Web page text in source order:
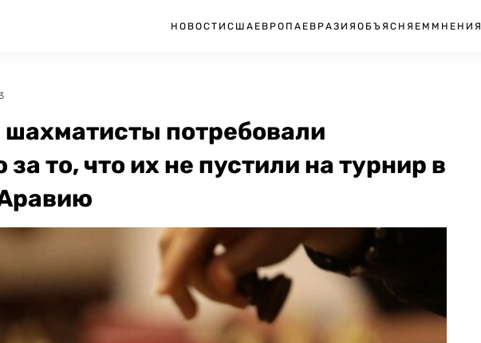
НОВОСТИ США ЕВРОПА ЕВРАЗИЯ ОБЪЯСНЯЕМ МНЕНИЯ
потребовали
то, что их не пустили на турнир в